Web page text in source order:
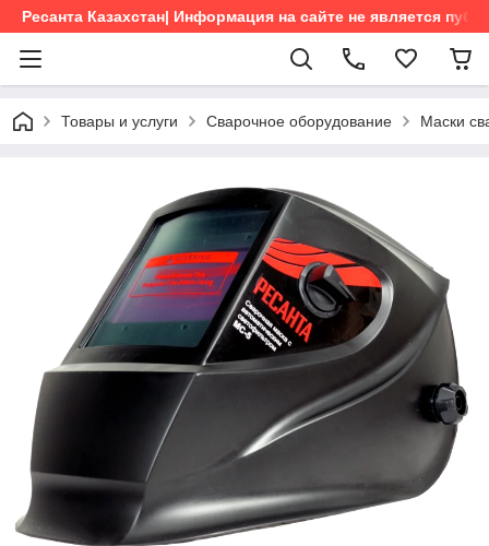
Ресанта Казахстан| Информация на сайте не является
Товары и услуги Сварочное оборудование Маски